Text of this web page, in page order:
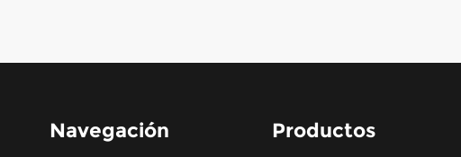
Navegación Productos